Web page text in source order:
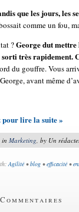
que les jours, les
comme un fou,
?George dut
très rapidement.
du gouffre. Vous
avant même
pour lire la suite »
in Marketing, by Un
Agilité •blog •efficacité •
Commentaires